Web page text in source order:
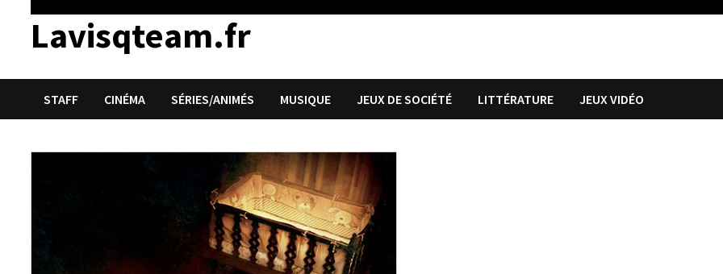
Lavisqteam.fr
STAFF CINÉMA SÉRIES/ANIMÉS MUSIQUE JEUX DE SOCIÉTÉ LITTÉRATURE JEUX VIDÉO